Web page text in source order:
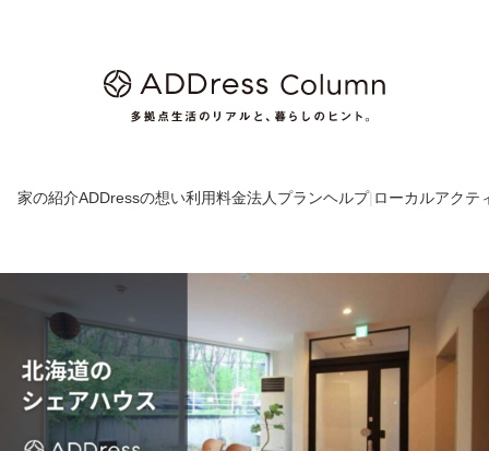
家の紹介ADDressの想い利用料金法人プランヘルプ| ローカルアクテ